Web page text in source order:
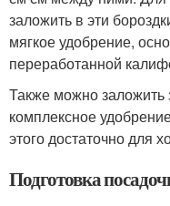
заложить в эти
мягкое удобрение,
переработанной
Также можно заложить
комплексное
этого достаточно для
Подготовка